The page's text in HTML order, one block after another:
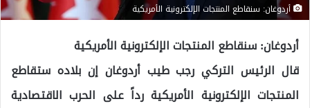
أردوغان: سنقاطع المنتجات الإلكترونية الأمريكية
أردوغان: سنقاطع المنتجات الإلكترونية الأمريكية
قال الرئيس التركي رجب طيب أردوغان إن بلاده ستقاطع
المنتجات الإلكترونية الأمريكية رداً على الحرب الاقتصادية